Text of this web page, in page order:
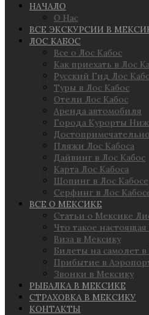
НАЧАЛО
О Нас
ВСЕ ЭКСКУРСИИ В
ЛОС КАБОС
Все о Лос Кабос
Как приехать в Лос
Русский Гид Лос
Туры в Лос Кабос
Отели Лос Кабос
Аренда автомобиля
Города Курорты
Пляжи Лос Кабоса
Дайвинг в Лос Кабос
Карта Лос Кабоса
Шопинг в Лос Кабосе
Серфинг в Лос
ВСЕ О МЕКСИКЕ
Статьи о Мексике
Что такое
Виза в Мексику
Билеты на самолет
Прибытие в
Звонки в Мексику
РЫБАЛКА В МЕКСИКЕ
СТРАХОВКА В МЕКСИКУ
КОНТАКТЫ